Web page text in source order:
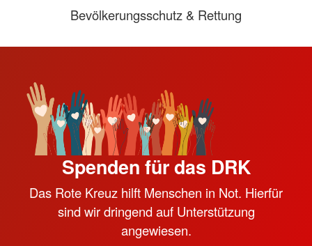
Bevölkerungsschutz & Rettung
Spenden für das DRK
Das Rote Kreuz hilft Menschen in Not. Hierfür
sind wir dringend auf Unterstützung
angewiesen.